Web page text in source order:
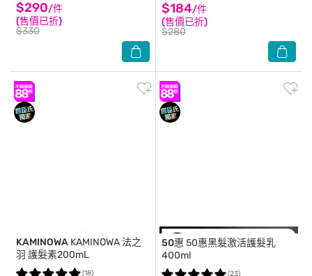
$290/件
(售價已折)
$330
$184/件
(售價已折)
$280
KAMINOWA KAMINOWA 法之
羽 護髮素200mL
(18)
50惠 50惠黑髮激活護髮乳
400ml
(23)